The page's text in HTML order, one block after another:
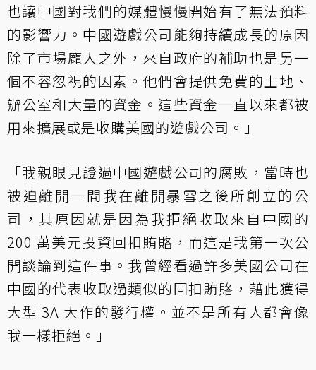
也讓中國對我們的媒體慢慢開始有了無法預料
的影響力。中國遊戲公司能夠持續成長的原因
除了市場龐大之外，來自政府的補助也是另一
個不容忽視的因素。他們會提供免費的土地、
辦公室和大量的資金。這些資金一直以來都被
用來擴展或是收購美國的遊戲公司。」
「我親眼見證過中國遊戲公司的腐敗，當時也
被迫離開一間我在離開暴雪之後所創立的公
司，其原因就是因為我拒絕收取來自中國的
200 萬美元投資回扣賄賂，而這是我第一次公
開談論到這件事。我曾經看過許多美國公司在
中國的代表收取過類似的回扣賄賂，藉此獲得
大型 3A 大作的發行權。並不是所有人都會像
我一樣拒絕。」